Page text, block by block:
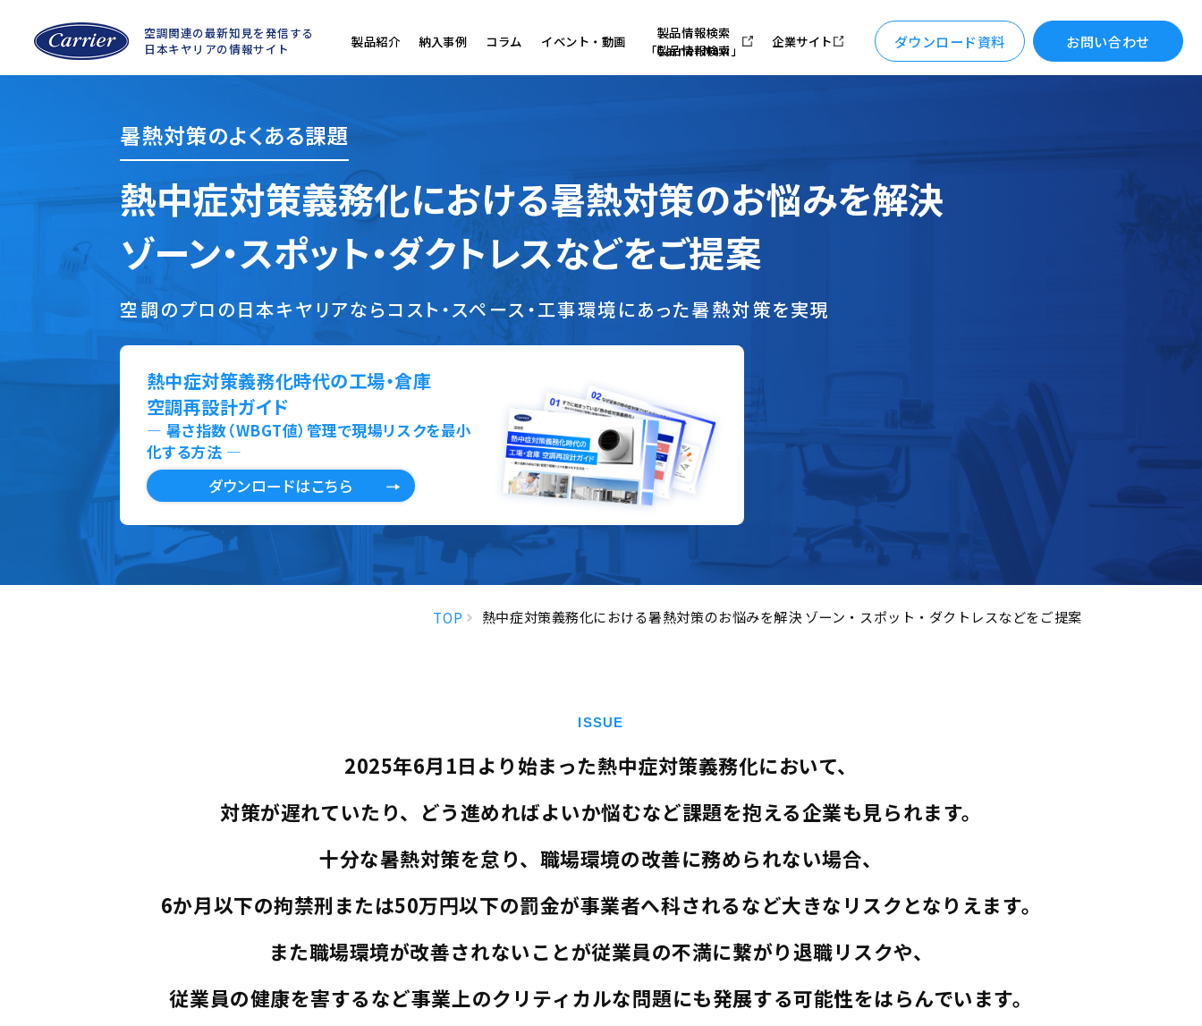
空調関連の最新知見を発信する
日本キヤリアの情報サイト
製品紹介 納入事例 コラム イベント・動画
製品情報検索
「Carrier Navi」
企業サイト ダウンロード資料 お問い合わせ
暑熱対策のよくある課題
熱中症対策義務化における暑熱対策のお悩みを解決
ゾーン・スポット・ダクトレスなどをご提案
空調のプロの日本キヤリアならコスト・スペース・工事環境にあった暑熱対策を実現
熱中症対策義務化時代の工場・倉庫
空調再設計ガイド
― 暑さ指数（WBGT値）管理で現場リスクを最小
化する方法 ―
ダウンロードはこちら
TOP 熱中症対策義務化における暑熱対策のお悩みを解決 ゾーン・スポット・ダクトレスなどをご提案
ISSUE
2025年6月1日より始まった熱中症対策義務化において、
対策が遅れていたり、どう進めればよいか悩むなど課題を抱える企業も見られます。
十分な暑熱対策を怠り、職場環境の改善に務められない場合、
6か月以下の拘禁刑または50万円以下の罰金が事業者へ科されるなど大きなリスクとなりえます。
また職場環境が改善されないことが従業員の不満に繋がり退職リスクや、
従業員の健康を害するなど事業上のクリティカルな問題にも発展する可能性をはらんでいます。